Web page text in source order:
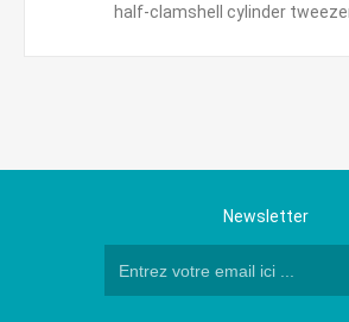
half-clamshell cylinder
Newsletter